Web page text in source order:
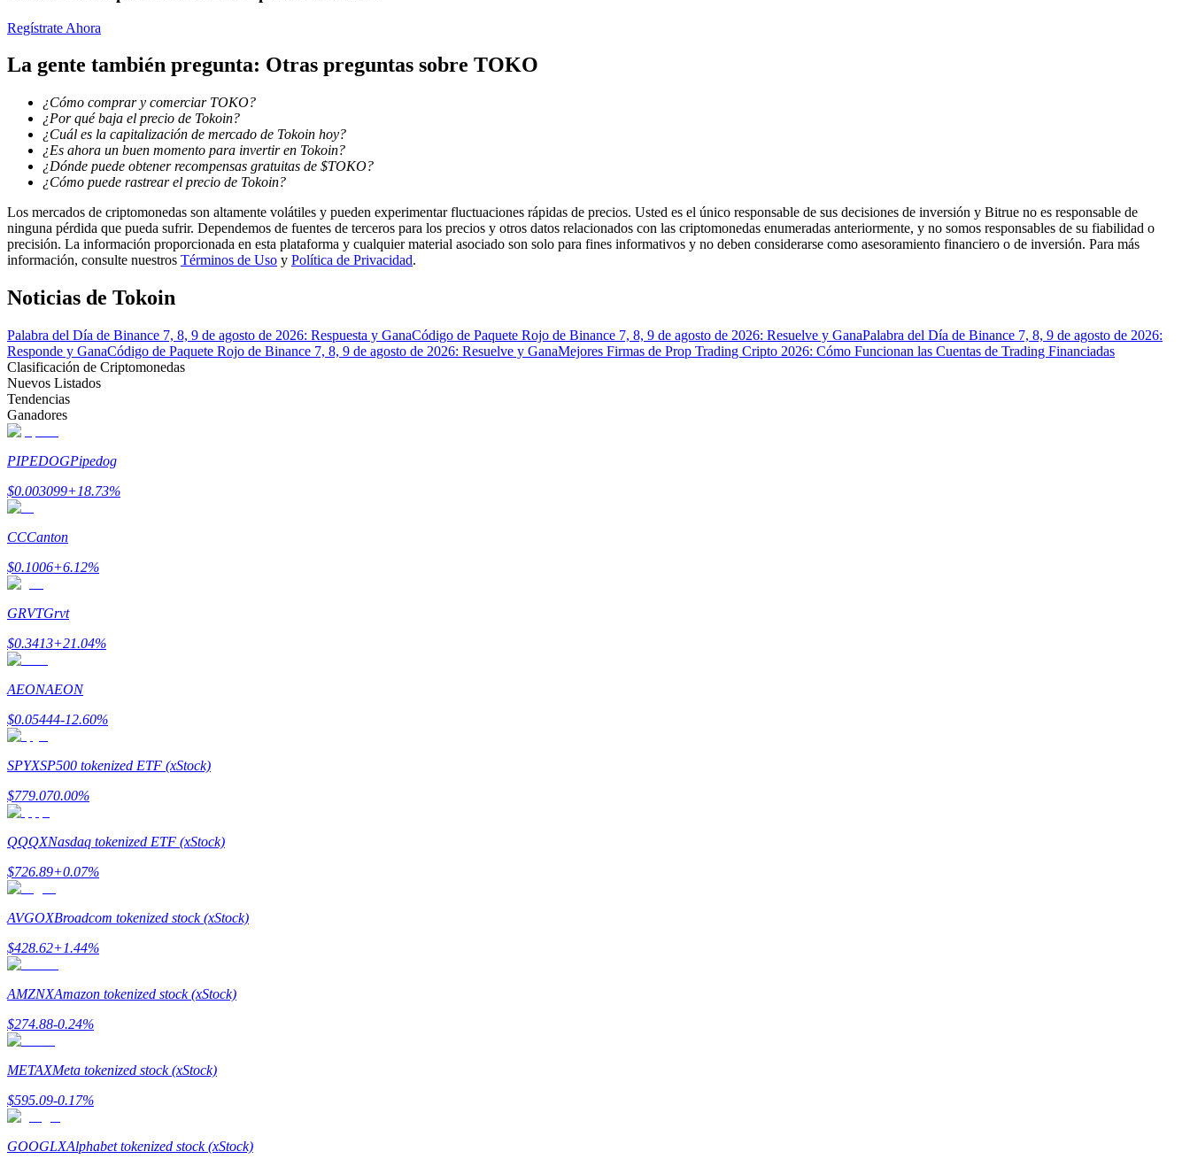
Únete a los mejores traders
Conviértete en un Trader de Copia
Disfruta del reparto de beneficios y comisiones de copy trading
Información
Estrategias comerciales
Aprenda cómo mantenerse rentable
Earn
Regístrate Ahora
La gente también pregunta: Otras preguntas sobre TOKO
¿Cómo comprar y comerciar TOKO?
¿Por qué baja el precio de Tokoin?
¿Cuál es la capitalización de mercado de Tokoin hoy?
¿Es ahora un buen momento para invertir en Tokoin?
¿Dónde puede obtener recompensas gratuitas de $TOKO?
¿Cómo puede rastrear el precio de Tokoin?
Los mercados de criptomonedas son altamente volátiles y pueden experimentar fluctuaciones rápidas de precios. Usted es el único responsable de sus decisiones de inversión y Bitrue no es responsable de
ninguna pérdida que pueda sufrir. Dependemos de fuentes de terceros para los precios y otros datos relacionados con las criptomonedas enumeradas anteriormente, y no somos responsables de su fiabilidad o
precisión. La información proporcionada en esta plataforma y cualquier material asociado son solo para fines informativos y no deben considerarse como asesoramiento financiero o de inversión. Para más
información, consulte nuestros Términos de Uso y Política de Privacidad.
Noticias de Tokoin
Palabra del Día de Binance 7, 8, 9 de agosto de 2026: Respuesta y GanaCódigo de Paquete Rojo de Binance 7, 8, 9 de agosto de 2026: Resuelve y GanaPalabra del Día de Binance 7, 8, 9 de agosto de 2026:
Responde y GanaCódigo de Paquete Rojo de Binance 7, 8, 9 de agosto de 2026: Resuelve y GanaMejores Firmas de Prop Trading Cripto 2026: Cómo Funcionan las Cuentas de Trading Financiadas
Clasificación de Criptomonedas
Nuevos Listados
Tendencias
Ganadores
PIPEDOGPipedog
$0.003099+18.73%
CCCanton
$0.1006+6.12%
GRVTGrvt
$0.3413+21.04%
AEONAEON
$0.05444-12.60%
SPYXSP500 tokenized ETF (xStock)
$779.070.00%
QQQXNasdaq tokenized ETF (xStock)
$726.89+0.07%
AVGOXBroadcom tokenized stock (xStock)
$428.62+1.44%
AMZNXAmazon tokenized stock (xStock)
$274.88-0.24%
METAXMeta tokenized stock (xStock)
$595.09-0.17%
GOOGLXAlphabet tokenized stock (xStock)